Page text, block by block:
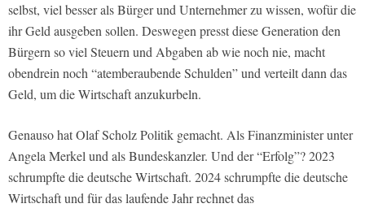
selbst, viel besser als Bürger und Unternehmer zu wissen, wofür die
ihr Geld ausgeben sollen. Deswegen presst diese Generation den
Bürgern so viel Steuern und Abgaben ab wie noch nie, macht
obendrein noch “atemberaubende Schulden” und verteilt dann das
Geld, um die Wirtschaft anzukurbeln.
Genauso hat Olaf Scholz Politik gemacht. Als Finanzminister unter
Angela Merkel und als Bundeskanzler. Und der “Erfolg”? 2023
schrumpfte die deutsche Wirtschaft. 2024 schrumpfte die deutsche
Wirtschaft und für das laufende Jahr rechnet das